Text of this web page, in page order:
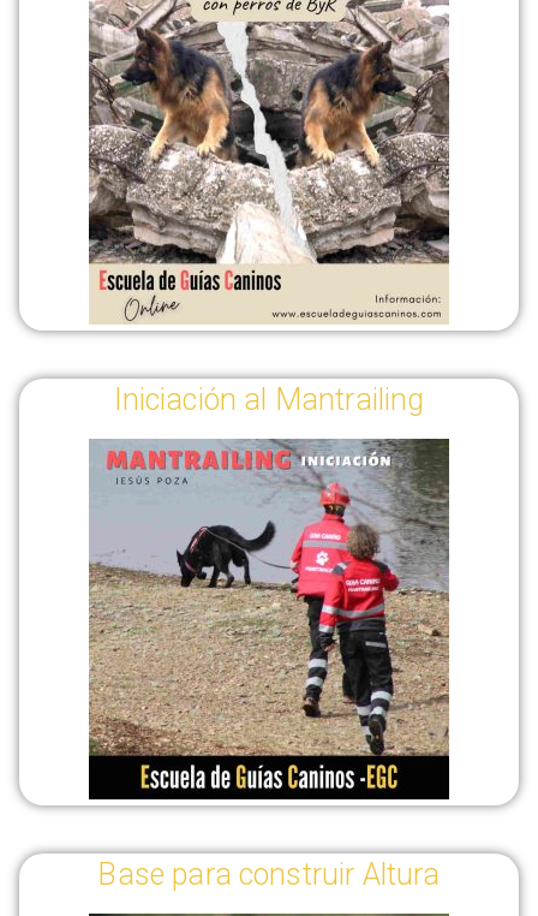
Iniciación al Mantrailing
Base para construir Altura